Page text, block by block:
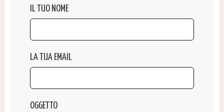
IL TUO NOME
LA TUA EMAIL
OGGETTO